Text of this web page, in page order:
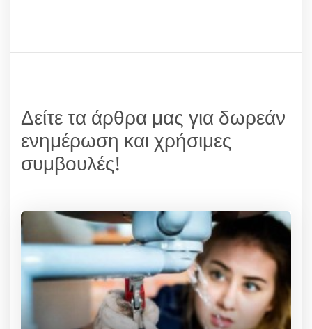
Δείτε τα άρθρα μας για δωρεάν
ενημέρωση και χρήσιμες
συμβουλές!